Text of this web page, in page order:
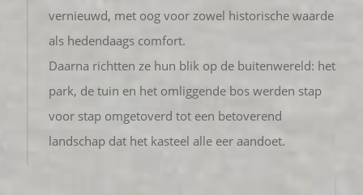
vernieuwd, met oog voor zowel historische waarde
als hedendaags comfort.
Daarna richtten ze hun blik op de buitenwereld: het
park, de tuin en het omliggende bos werden stap
voor stap omgetoverd tot een betoverend
landschap dat het kasteel alle eer aandoet.